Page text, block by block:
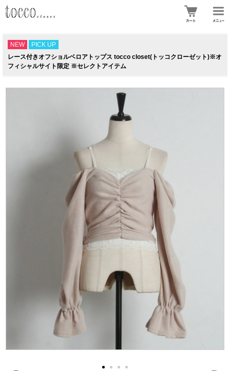
NEW
PICK UP
レース付きオフショルベロアトップス tocco closet(トッコクローゼット)※オ
フィシャルサイト限定 ※セレクトアイテム